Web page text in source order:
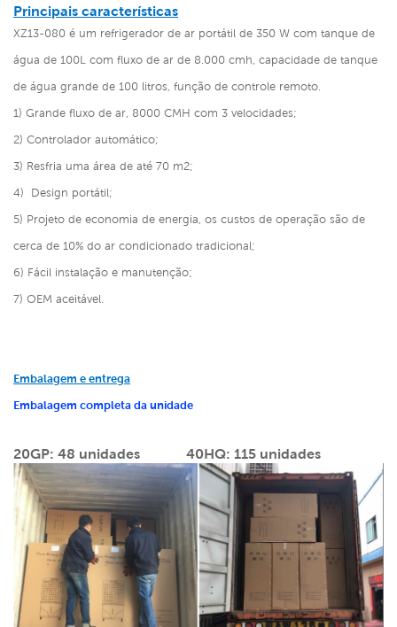
Principais características
XZ13-080 é um refrigerador de ar portátil de 350 W com tanque de
água de 100L com fluxo de ar de 8.000 cmh, capacidade de tanque
de água grande de 100 litros, função de controle remoto.
1) Grande fluxo de ar, 8000 CMH com 3 velocidades;
2) Controlador automático;
3) Resfria uma área de até 70 m2;
4) Design portátil;
5) Projeto de economia de energia, os custos de operação são de
cerca de 10% do ar condicionado tradicional;
6) Fácil instalação e manutenção;
7) OEM aceitável.
Embalagem e entrega
Embalagem completa da unidade
20GP: 48 unidades 40HQ: 115 unidades